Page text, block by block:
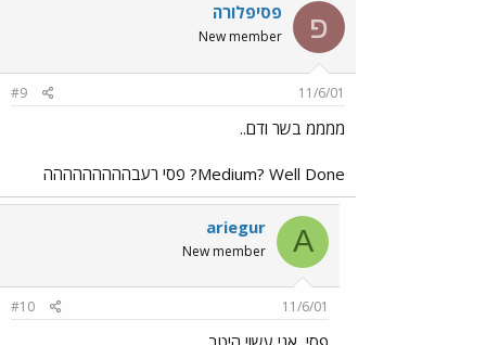
פ פסיפלורה
New member
11/6/01
#9
ממממ בשר ודם..
Medium? Well Done? פסי רעבההההההההה
A
ariegur
New member
11/6/01
#10